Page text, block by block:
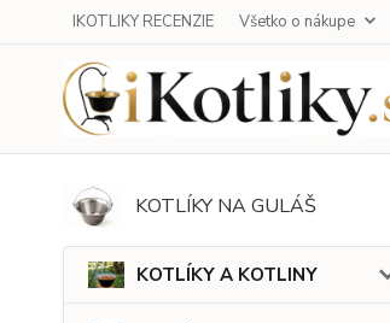
IKOTLIKY RECENZIE Všetko o nákupe
KOTLÍKY NA GULÁŠ
KOTLÍKY A KOTLINY